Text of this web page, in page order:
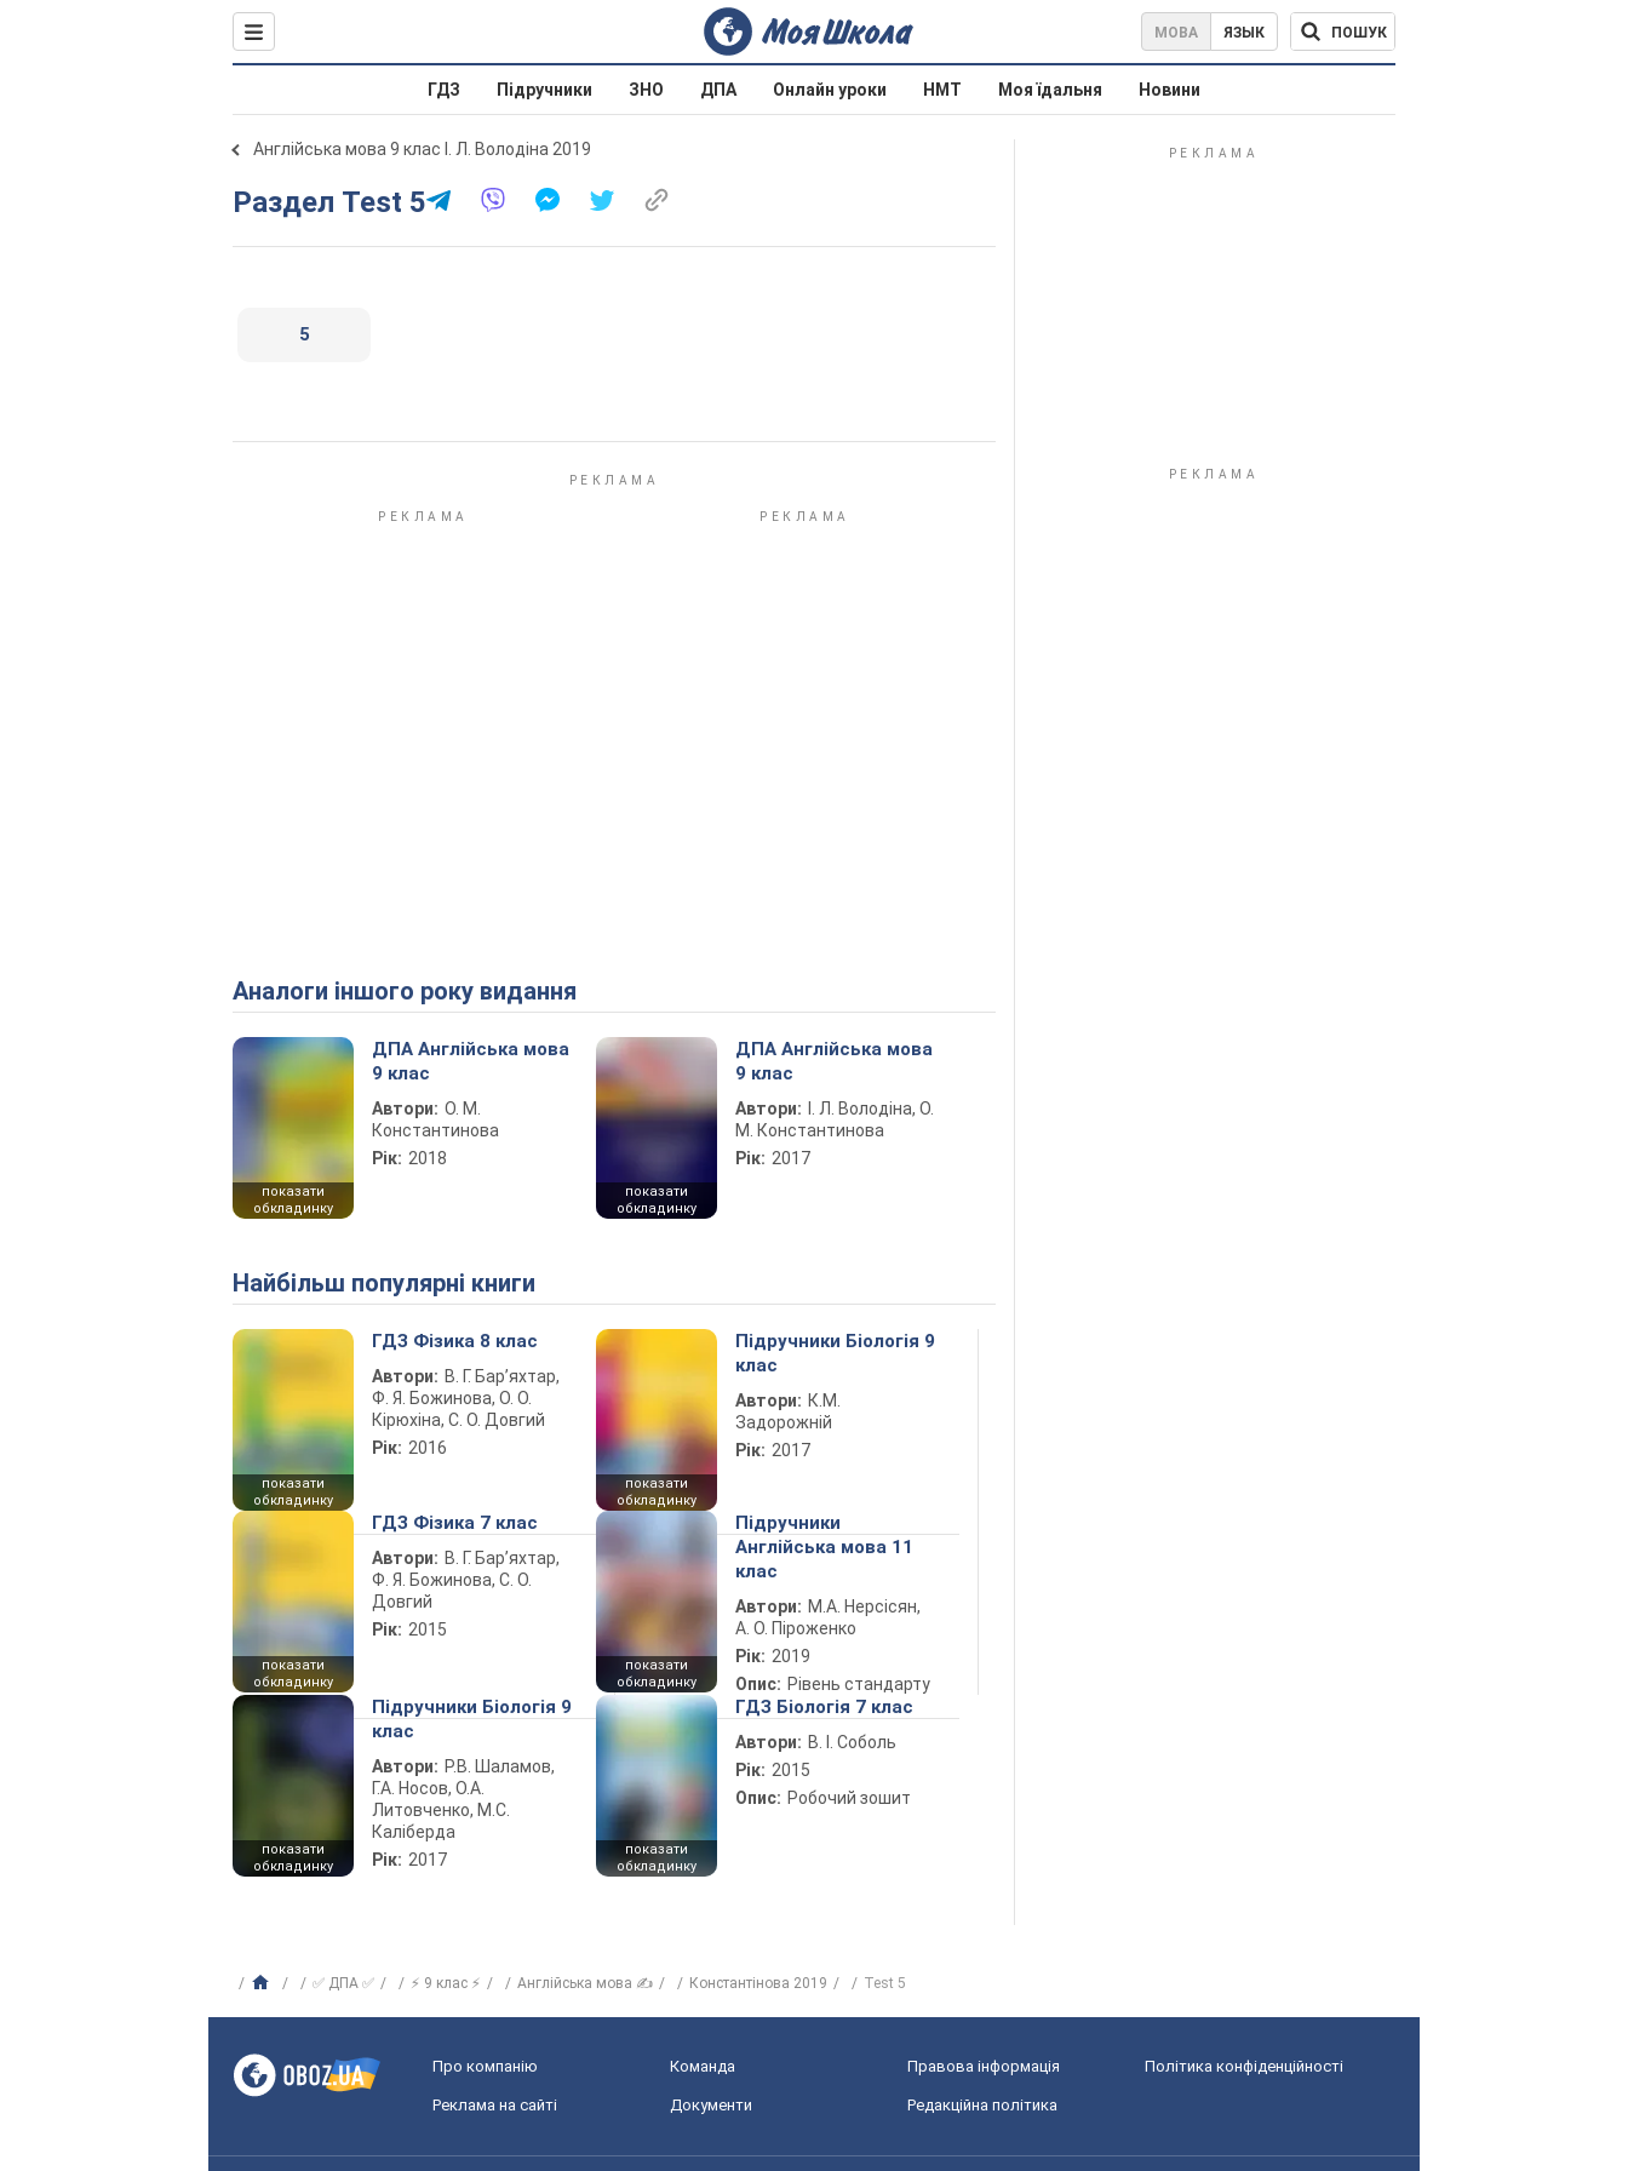
МОВА ЯЗЫК ПОШУК
ГДЗ Підручники ЗНО ДПА Онлайн уроки НМТ Моя їдальня Новини
Англійська мова 9 клас І. Л. Володіна 2019
Раздел Test 5
5
Аналоги іншого року видання
показати
обкладинку
ДПА Англійська мова
9 клас
Автори: О. М.
Константинова
Рік: 2018
показати
обкладинку
ДПА Англійська мова
9 клас
Автори:
І. Л. Володіна, О.
М. Константинова
Рік: 2017
Найбільш популярні книги
показати
обкладинку
ГДЗ Фізика 8 клас
Автори: В. Г. Бар’яхтар,
Ф. Я. Божинова, О. О.
Кірюхіна, С. О. Довгий
Рік: 2016
показати
обкладинку
Підручники Біологія 9
клас
Автори: К.М.
Задорожній
Рік: 2017
показати
обкладинку
ГДЗ Фізика 7 клас
Автори: В. Г. Бар’яхтар,
Ф. Я. Божинова, С. О.
Довгий
Рік: 2015
показати
обкладинку
Підручники
Англійська мова 11
клас
Автори: М.А. Нерсісян,
А. О. Піроженко
Рік: 2019
Опис: Рівень стандарту
показати
обкладинку
Підручники Біологія 9
клас
Автори: Р.В. Шаламов,
Г.А. Носов, О.А.
Литовченко, М.С.
Каліберда
Рік: 2017
показати
обкладинку
ГДЗ Біологія 7 клас
Автори: В. І. Соболь
Рік: 2015
Опис: Робочий зошит
✅ ДПА ✅ ⚡ 9 клас ⚡ Англійська мова ✍ Константінова 2019 Test 5
Про компанію Команда Правова інформація Політика конфіденційності
Реклама на сайті Документи Редакційна політика